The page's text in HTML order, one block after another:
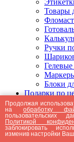
Товары
Ручки
Блоки
Подарки по
Подарки
Продолжая
наобработку
пользовательских
Политикой
заблокировать
изменив настройки